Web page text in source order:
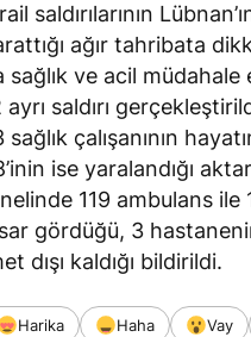
saldırılarının
ağır tahribata
sağlık ve acil müdahale
saldırı
çalışanının
ise yaralandığı
119 ambulans ile
gördüğü, 3
dışı kaldığı bildirildi.
Harika Haha Vay